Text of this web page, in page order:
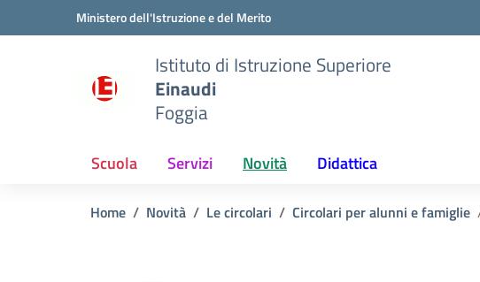
Vai ai contenuti
Vai al menu di navigazioneMinistero dell'Istruzione e del Merito
Istituto di Istruzione Superiore
Einaudi
Foggia
Scuola Servizi Novità Didattica
Home Novità Le circolari Circolari per alunni e famiglie